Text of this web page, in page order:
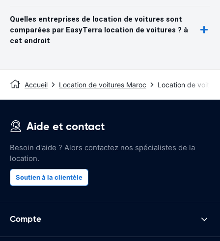
Quelles entreprises de location de voitures sont
comparées par EasyTerra location de voitures ? à
cet endroit
Accueil Location de voitures Maroc Location de
Aide et contact
Besoin d'aide ? Alors contactez nos spécialistes de la
location.
Soutien à la clientèle
Compte